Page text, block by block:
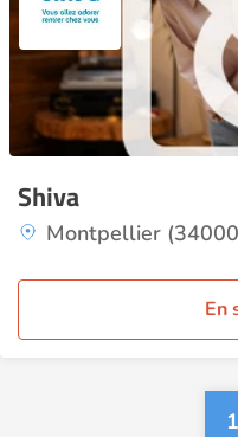
Shiva
Montpellier
En
1